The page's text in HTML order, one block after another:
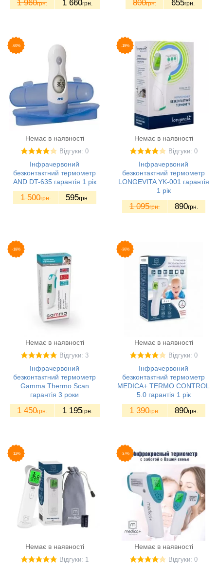
1 960грн. 1 660грн. 800грн. 655грн.
-60%
Немає в наявності
Відгуки: 0
Інфрачервоний
безконтактний термометр
AND DT-635 гарантія 1 рік
1 500грн. 595грн.
-19%
Немає в наявності
Відгуки: 0
Інфрачервоний
безконтактний термометр
LONGEVITA YK-001 гарантія
1 рік
1 095грн. 890грн.
-18%
Немає в наявності
Відгуки: 3
Інфрачервоний
безконтактний термометр
Gamma Thermo Scan
гарантія 3 роки
1 450грн. 1 195грн.
-36%
Немає в наявності
Відгуки: 0
Інфрачервоний
безконтактний термометр
MEDICA+ TERMO CONTROL
5.0 гарантія 1 рік
1 390грн. 890грн.
-12%
Немає в наявності
Відгуки: 1
-37%
Немає в наявності
Відгуки: 0